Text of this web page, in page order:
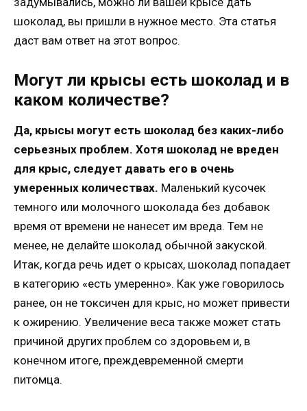
шоколад, вы пришли в нужное место. Эта статья
даст вам ответ на этот вопрос.
Могут ли крысы есть шоколад и в
каком количестве?
Да, крысы могут есть шоколад без каких-либо
серьезных проблем. Хотя шоколад не вреден
для крыс, следует давать его в очень
умеренных количествах. Маленький кусочек
темного или молочного шоколада без добавок
время от времени не нанесет им вреда. Тем не
менее, не делайте шоколад обычной закуской.
Итак, когда речь идет о крысах, шоколад попадает
в категорию «есть умеренно». Как уже говорилось
ранее, он не токсичен для крыс, но может привести
к ожирению. Увеличение веса также может стать
причиной других проблем со здоровьем и, в
конечном итоге, преждевременной смерти
питомца.